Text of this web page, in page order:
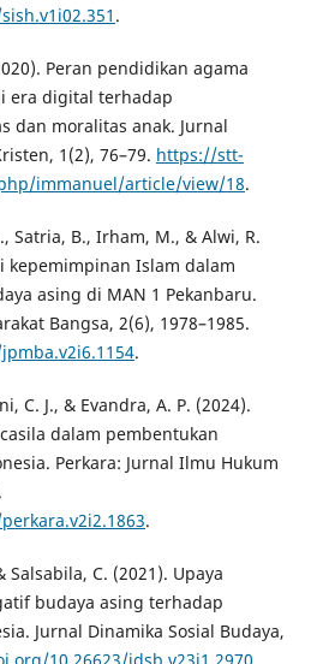
.
Peran pendidikan agama
era digital terhadap
dan moralitas anak. Jurnal
1(2), 76–79. https://stt-
immanuel/article/view/18.
Satria, B., Irham, M., & Alwi, R.
kepemimpinan Islam dalam
asing di MAN 1 Pekanbaru.
Bangsa, 2(6), 1978–1985.
.
C. J., & Evandra, A. P. (2024).
dalam pembentukan
Perkara: Jurnal Ilmu Hukum
.
C. (2021). Upaya
budaya asing terhadap
Jurnal Dinamika Sosial Budaya,